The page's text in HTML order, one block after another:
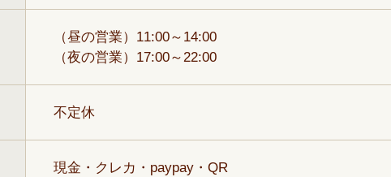
（昼の営業）11:00～14:00
（夜の営業）17:00～22:00
不定休
現金・クレカ・paypay・QR